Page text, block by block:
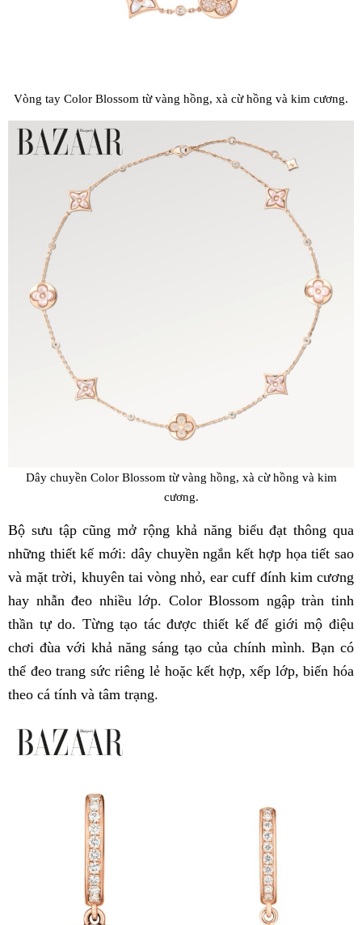
Vòng tay Color Blossom từ vàng hồng, xà cừ hồng và kim cương.
Dây chuyền Color Blossom từ vàng hồng, xà cừ hồng và kim
cương.
Bộ sưu tập cũng mở rộng khả năng biểu đạt thông qua
những thiết kế mới: dây chuyền ngắn kết hợp họa tiết sao
và mặt trời, khuyên tai vòng nhỏ, ear cuff đính kim cương
hay nhẫn đeo nhiều lớp. Color Blossom ngập tràn tinh
thần tự do. Từng tạo tác được thiết kế để giới mộ điệu
chơi đùa với khả năng sáng tạo của chính mình. Bạn có
thể đeo trang sức riêng lẻ hoặc kết hợp, xếp lớp, biến hóa
theo cá tính và tâm trạng.